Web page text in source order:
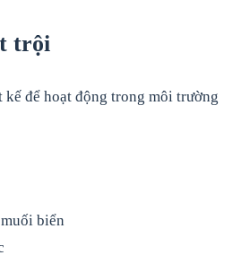
trội
kế để hoạt động trong môi trường
biển